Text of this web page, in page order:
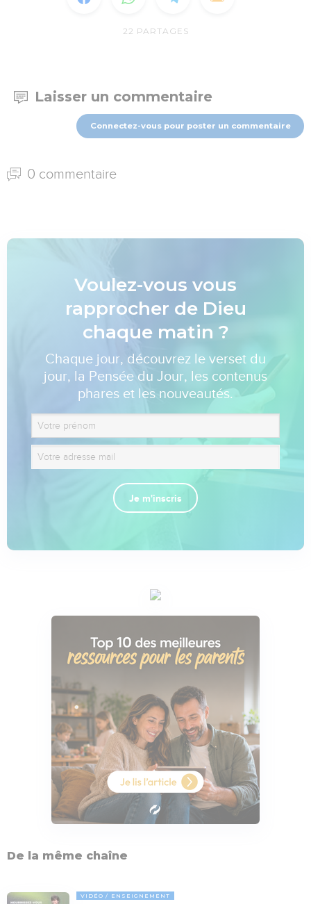
22 PARTAGES
Laisser un commentaire
Connectez-vous pour poster un commentaire
0 commentaire
Voulez-vous vous
rapprocher de Dieu
chaque matin ?
Chaque jour, découvrez le verset du
jour, la Pensée du Jour, les contenus
phares et les nouveautés.
Je m'inscris
De la même chaîne
VIDÉO ENSEIGNEMENT